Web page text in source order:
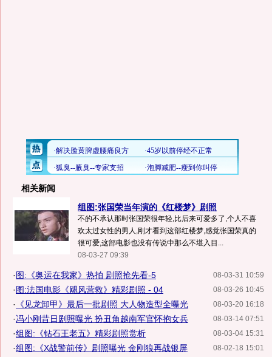
相关新闻
组图:张国荣当年演的《红楼梦》剧照
不的不承认那时张国荣很年轻,比后来可爱多了,个人不喜
欢太过女性的男人,刚才看到这部红楼梦,感觉张国荣真的
很可爱,这部电影也没有传说中那么不堪入目...
08-03-27 09:39
08-03-31 10:59
·图:《奥运在我家》热拍 剧照抢先看-5
08-03-26 10:45
·图:法国电影《飓风营救》精彩剧照 - 04
08-03-20 16:18
· 《见龙卸甲》最后一批剧照 大人物造型全曝光
08-03-14 07:51
·冯小刚昔日剧照曝光 扮丑角越南军官怀抱女兵
08-03-04 15:31
·组图:《钻石王老五》精彩剧照赏析
08-02-18 15:01
·组图:《X战警前传》剧照曝光 金刚狼再战银屏